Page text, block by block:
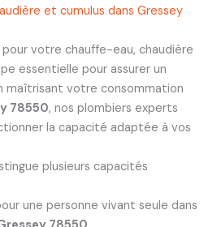
et cumulus dans Gressey
pour votre chauffe-eau, chaudière
essentielle pour assurer un
votre consommation
78550, nos plombiers experts
la capacité adaptée à vos
plusieurs capacités
une personne vivant seule dans